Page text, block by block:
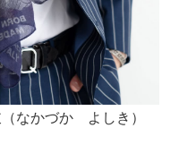
なかづか よしき）